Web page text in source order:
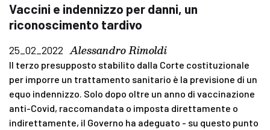
Vaccini e indennizzo per danni, un
riconoscimento tardivo
25_02_2022 Alessandro Rimoldi
Il terzo presupposto stabilito dalla Corte costituzionale
per imporre un trattamento sanitario è la previsione di un
equo indennizzo. Solo dopo oltre un anno di vaccinazione
anti-Covid, raccomandata o imposta direttamente o
indirettamente, il Governo ha adeguato - su questo punto